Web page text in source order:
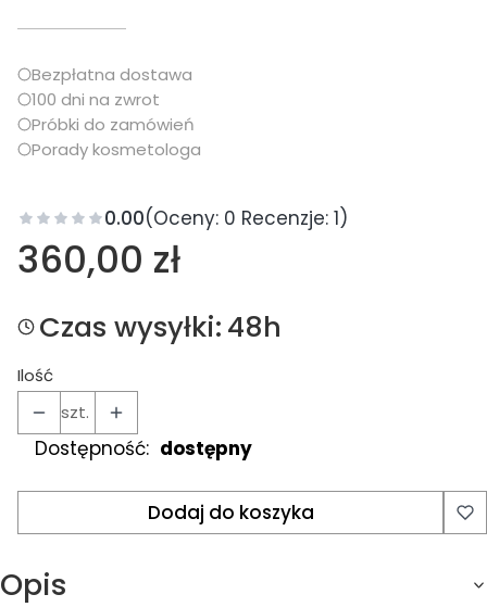
Bezpłatna dostawa
100 dni na zwrot
Próbki do zamówień
Porady kosmetologa
0.00(Oceny: 0 Recenzje: 1)
Cena
360,00 zł
Czas wysyłki:48h
Ilość
szt.
Dostępność: dostępny
Dodaj do koszyka
Opis